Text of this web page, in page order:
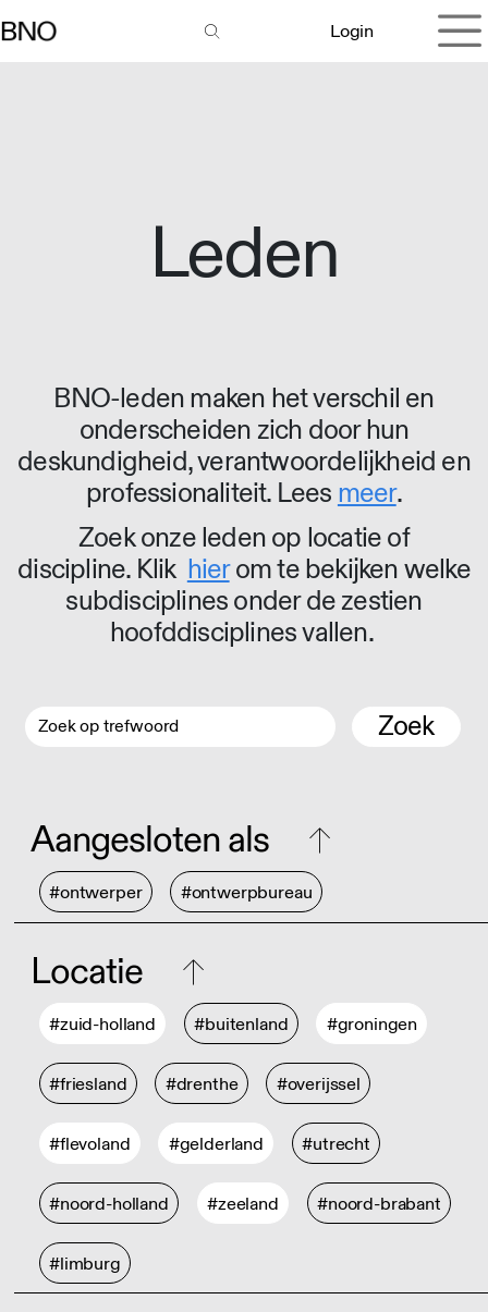
Login
Leden
BNO-leden maken het verschil en
onderscheiden zich door hun
deskundigheid, verantwoordelijkheid en
professionaliteit. Lees meer.
Zoek onze leden op locatie of
discipline. Klik hierom te bekijken welke
subdisciplines onder de zestien
hoofddisciplines vallen.
Zoek
Aangesloten als
#ontwerper #ontwerpbureau
Locatie
#zuid-holland #buitenland #groningen
#friesland #drenthe #overijssel
#flevoland #gelderland #utrecht
#noord-holland #zeeland #noord-brabant
#limburg